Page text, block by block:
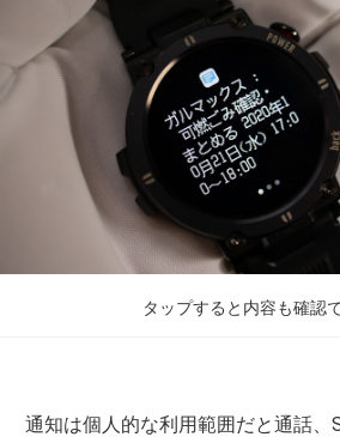
タップすると内容も確認
通知は個人的な利用範囲だと通話、